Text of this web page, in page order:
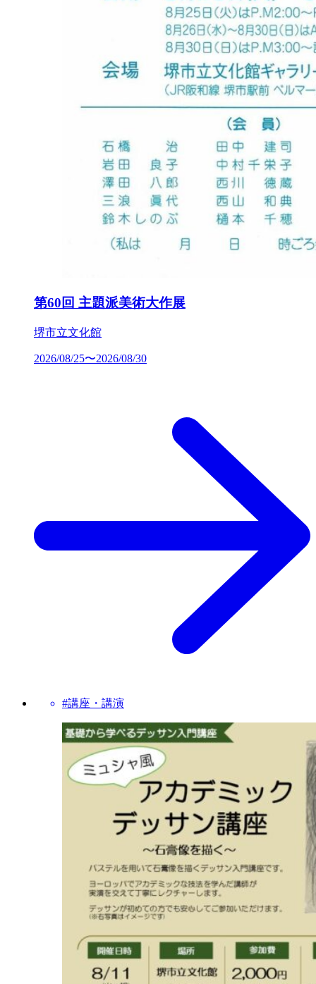
第60回 主題派美術大作展
堺市立文化館
2026/08/25〜2026/08/30
#講座・講演